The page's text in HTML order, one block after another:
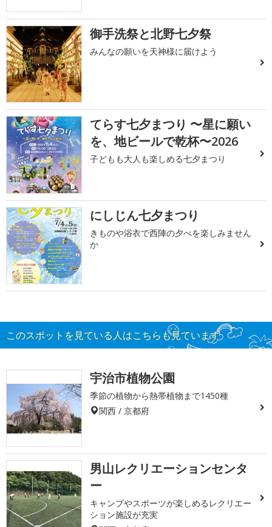
御手洗祭と北野七夕祭
みんなの願いを天神様に届けよう
てらす七夕まつり 〜星に願い
を、地ビールで乾杯〜2026
子どもも大人も楽しめる七夕まつり
にしじん七夕まつり
きものや浴衣で西陣の夕べを楽しみません
か
このスポットを見ている人はこちらも見ています
宇治市植物公園
季節の植物から熱帯植物まで1450種
関西 / 京都府
男山レクリエーションセンタ
ー
キャンプやスポーツが楽しめるレクリエー
ション施設が充実